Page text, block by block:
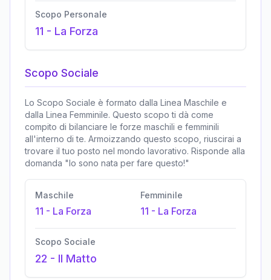
Scopo Personale
11 - La Forza
Scopo Sociale
Lo Scopo Sociale è formato dalla Linea Maschile e
dalla Linea Femminile. Questo scopo ti dà come
compito di bilanciare le forze maschili e femminili
all'interno di te. Armoizzando questo scopo, riuscirai a
trovare il tuo posto nel mondo lavorativo. Risponde alla
domanda "Io sono nata per fare questo!"
Maschile
11 - La Forza
Femminile
11 - La Forza
Scopo Sociale
22 - Il Matto